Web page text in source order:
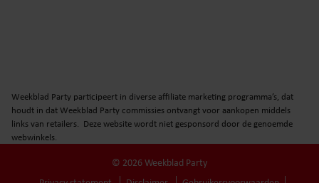
Weekblad Party participeert in diverse affiliate marketing programma’s, dat
houdt in dat Weekblad Party commissies ontvangt voor aankopen middels
links van retailers. Deze website wordt niet gesponsord door de genoemde
webwinkels.
© 2026 Weekblad Party